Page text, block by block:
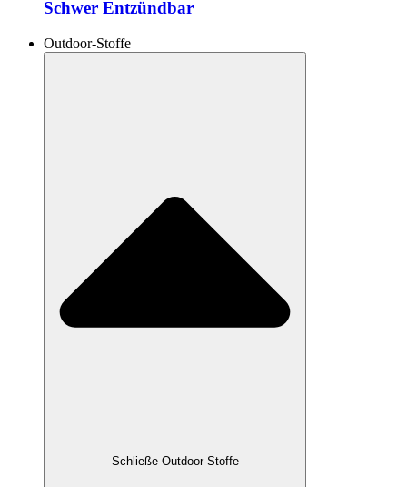
Schwer Entzündbar
Outdoor-Stoffe
Schließe Outdoor-Stoffe